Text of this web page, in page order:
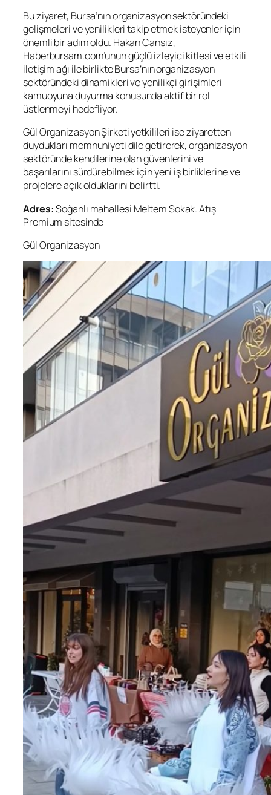
Bu ziyaret, Bursa’nın organizasyon sektöründeki
gelişmeleri ve yenilikleri takip etmek isteyenler için
önemli bir adım oldu. Hakan Cansız,
Haberbursam.com’unun güçlü izleyici kitlesi ve etkili
iletişim ağı ile birlikte Bursa’nın organizasyon
sektöründeki dinamikleri ve yenilikçi girişimleri
kamuoyuna duyurma konusunda aktif bir rol
üstlenmeyi hedefliyor.
Gül Organizasyon Şirketi yetkilileri ise ziyaretten
duydukları memnuniyeti dile getirerek, organizasyon
sektöründe kendilerine olan güvenlerini ve
başarılarını sürdürebilmek için yeni iş birliklerine ve
projelere açık olduklarını belirtti.
Adres:Soğanlı mahallesi Meltem Sokak. Atış
Premium sitesinde
Gül Organizasyon